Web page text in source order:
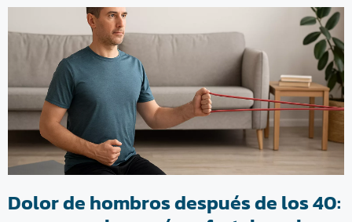
Dolor de hombros después de los 40: